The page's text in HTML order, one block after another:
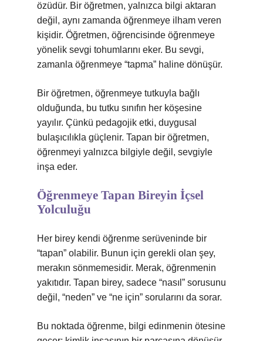
özüdür. Bir öğretmen, yalnızca bilgi aktaran
değil, aynı zamanda öğrenmeye ilham veren
kişidir. Öğretmen, öğrencisinde öğrenmeye
yönelik sevgi tohumlarını eker. Bu sevgi,
zamanla öğrenmeye “tapma” haline dönüşür.
Bir öğretmen, öğrenmeye tutkuyla bağlı
olduğunda, bu tutku sınıfın her köşesine
yayılır. Çünkü pedagojik etki, duygusal
bulaşıcılıkla güçlenir. Tapan bir öğretmen,
öğrenmeyi yalnızca bilgiyle değil, sevgiyle
inşa eder.
Öğrenmeye Tapan Bireyin İçsel
Yolculuğu
Her birey kendi öğrenme serüveninde bir
“tapan” olabilir. Bunun için gerekli olan şey,
merakın sönmemesidir. Merak, öğrenmenin
yakıtıdır. Tapan birey, sadece “nasıl” sorusunu
değil, “neden” ve “ne için” sorularını da sorar.
Bu noktada öğrenme, bilgi edinmenin ötesine